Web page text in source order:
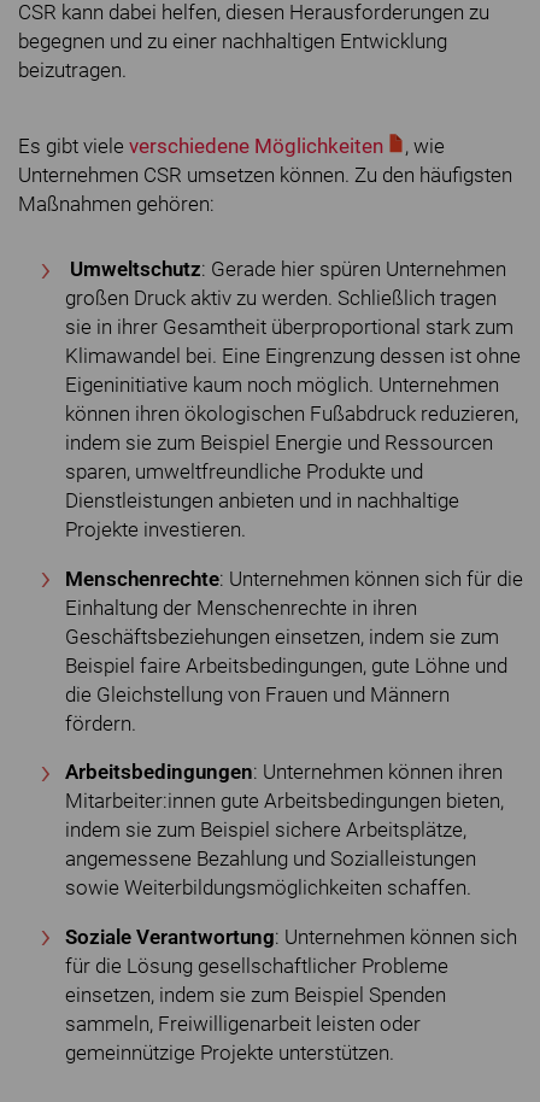
CSR kann dabei helfen, diesen Herausforderungen zu
begegnen und zu einer nachhaltigen Entwicklung
beizutragen.
Es gibt viele verschiedene Möglichkeiten
, wie
Unternehmen CSR umsetzen können. Zu den häufigsten
Maßnahmen gehören:
Umweltschutz: Gerade hier spüren Unternehmen
großen Druck aktiv zu werden. Schließlich tragen
sie in ihrer Gesamtheit überproportional stark zum
Klimawandel bei. Eine Eingrenzung dessen ist ohne
Eigeninitiative kaum noch möglich. Unternehmen
können ihren ökologischen Fußabdruck reduzieren,
indem sie zum Beispiel Energie und Ressourcen
sparen, umweltfreundliche Produkte und
Dienstleistungen anbieten und in nachhaltige
Projekte investieren.
Menschenrechte: Unternehmen können sich für die
Einhaltung der Menschenrechte in ihren
Geschäftsbeziehungen einsetzen, indem sie zum
Beispiel faire Arbeitsbedingungen, gute Löhne und
die Gleichstellung von Frauen und Männern
fördern.
Arbeitsbedingungen: Unternehmen können ihren
Mitarbeiter:innen gute Arbeitsbedingungen bieten,
indem sie zum Beispiel sichere Arbeitsplätze,
angemessene Bezahlung und Sozialleistungen
sowie Weiterbildungsmöglichkeiten schaffen.
Soziale Verantwortung: Unternehmen können sich
für die Lösung gesellschaftlicher Probleme
einsetzen, indem sie zum Beispiel Spenden
sammeln, Freiwilligenarbeit leisten oder
gemeinnützige Projekte unterstützen.